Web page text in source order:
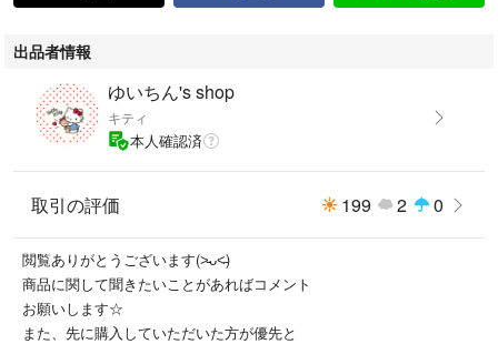
出品者情報
ゆいちん's shop
キティ
本人確認済
取引の評価 199 2 0
閲覧ありがとうございます(˃̵ᴗ˂̵)
商品に関して聞きたいことがあればコメント
お願いします☆
また、先に購入していただいた方が優先と